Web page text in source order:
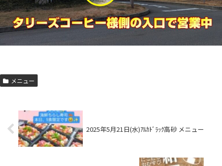
メニュー
2025年5月21日(水)ｱﾙｶﾄﾞﾗｯｸ高砂 メニュー